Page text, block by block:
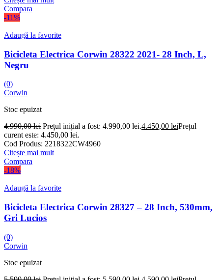
Compara
-11%
Adaugă la favorite
Bicicleta Electrica Corwin 28322 2021- 28 Inch, L,
Negru
(0)
Corwin
Stoc epuizat
4.990,00lei Prețul inițial a fost: 4.990,00 lei.4.450,00 leiPrețul
curent este: 4.450,00 lei.
Cod Produs: 2218322CW4960
Citește mai mult
Compara
-18%
Adaugă la favorite
Bicicleta Electrica Corwin 28327 – 28 Inch, 530mm,
Gri Lucios
(0)
Corwin
Stoc epuizat